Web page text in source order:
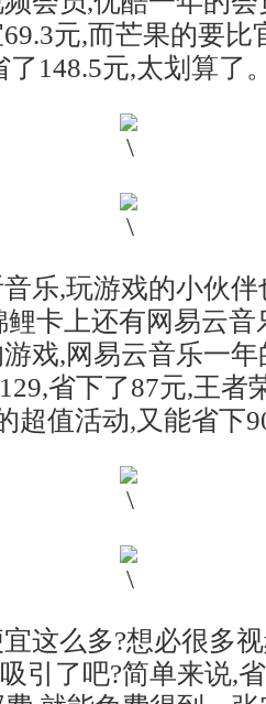
元,而芒果的要比
148.5元,太划算了
,玩游戏的小伙伴
鲤卡上还有网易云
戏,网易云音乐一
省下了87元,王者
超值活动,又能省下
么多?想必很多视
引了吧?简单来说,